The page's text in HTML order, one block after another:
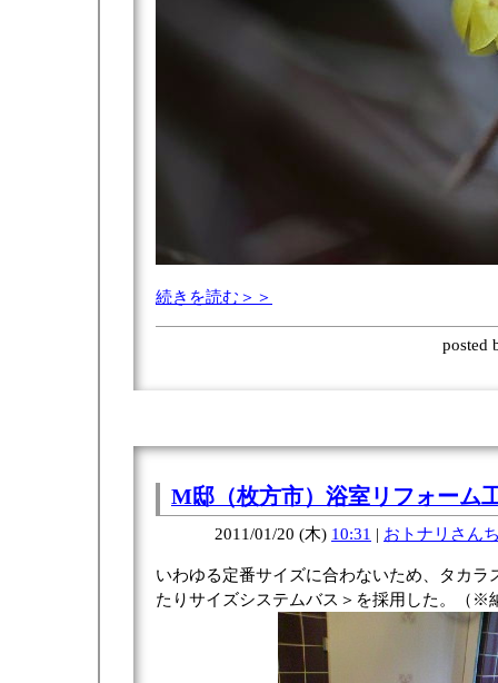
続きを読む＞＞
posted
M邸（枚方市）浴室リフォーム
2011/01/20 (木) 10:31 | おトナリさん
いわゆる定番サイズに合わないため、タカラ
たりサイズシステムバス＞を採用した。（※